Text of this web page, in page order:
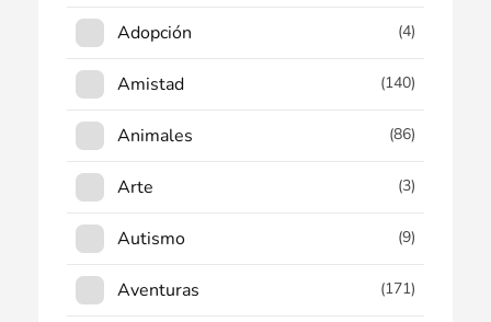
Adopción (4)
Amistad (140)
Animales (86)
Arte (3)
Autismo (9)
Aventuras (171)